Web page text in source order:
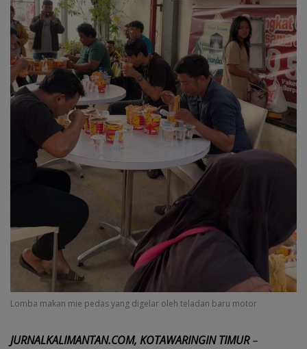
Lomba makan mie pedas yang digelar oleh teladan baru motor
JURNALKALIMANTAN.COM, KOTAWARINGIN TIMUR –